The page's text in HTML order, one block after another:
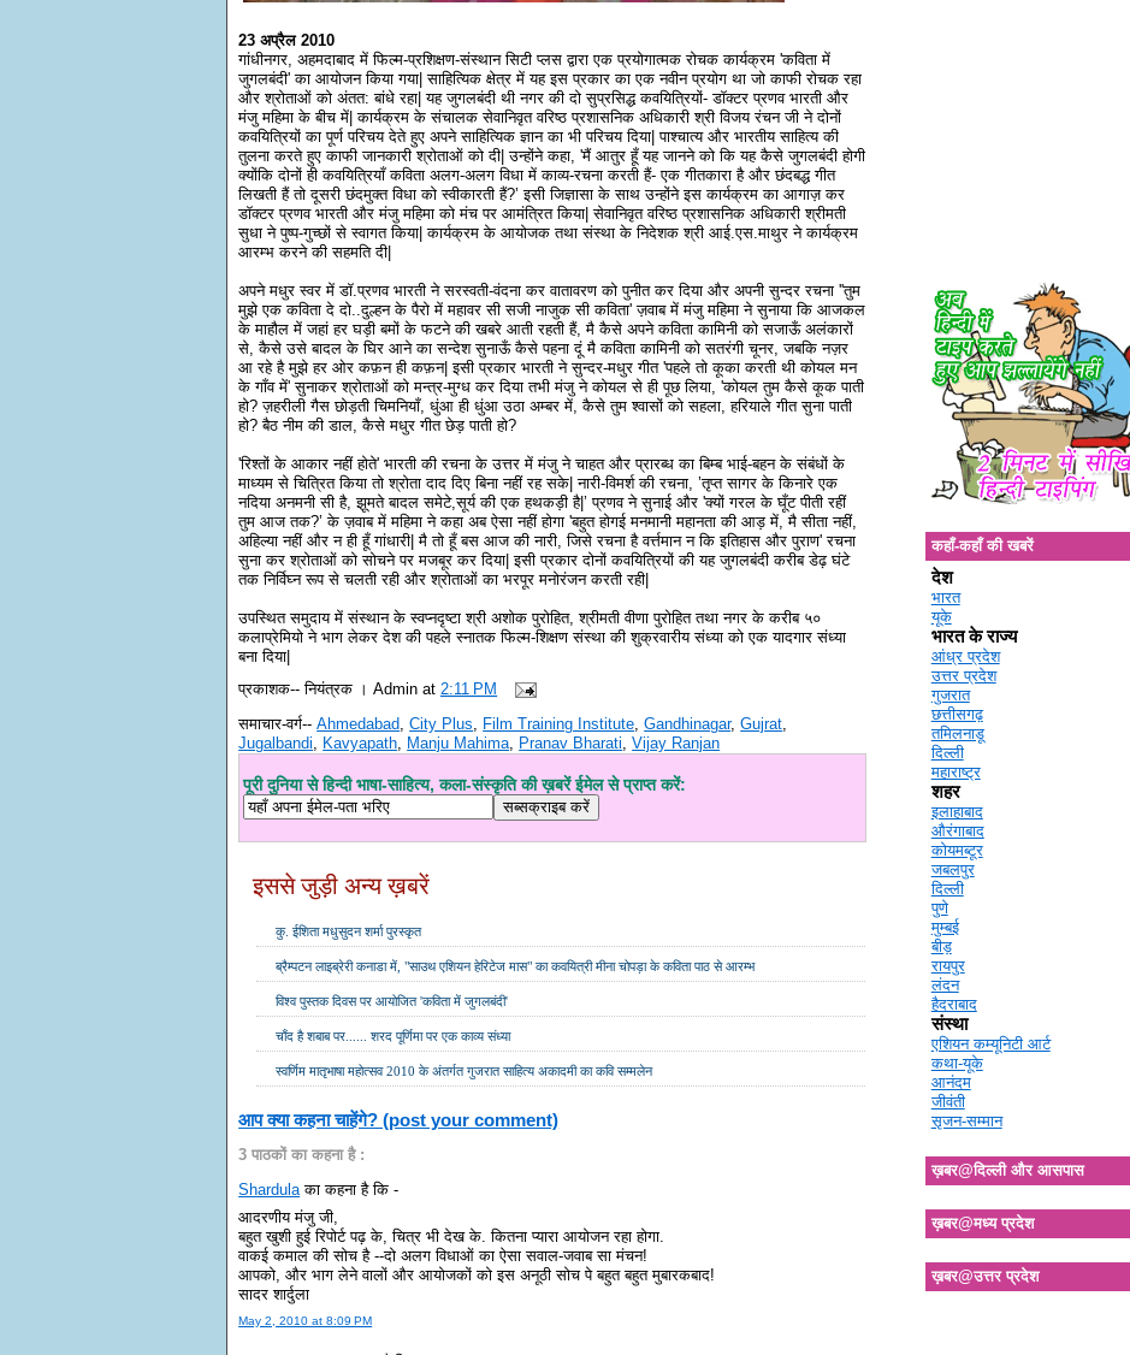
23 अप्रैल 2010
गांधीनगर, अहमदाबाद में फिल्म-प्रशिक्षण-संस्थान सिटी प्लस द्वारा एक प्रयोगात्मक रोचक कार्यक्रम 'कविता में
जुगलबंदी' का आयोजन किया गया| साहित्यिक क्षेत्र में यह इस प्रकार का एक नवीन प्रयोग था जो काफी रोचक रहा
और श्रोताओं को अंतत: बांधे रहा| यह जुगलबंदी थी नगर की दो सुप्रसिद्ध कवयित्रियों- डॉक्टर प्रणव भारती और
मंजु महिमा के बीच में| कार्यक्रम के संचालक सेवानिवृत वरिष्ठ प्रशासनिक अधिकारी श्री विजय रंचन जी ने दोनों
कवयित्रियों का पूर्ण परिचय देते हुए अपने साहित्यिक ज्ञान का भी परिचय दिया| पाश्चात्य और भारतीय साहित्य की
तुलना करते हुए काफी जानकारी श्रोताओं को दी| उन्होंने कहा, 'मैं आतुर हूँ यह जानने को कि यह कैसे जुगलबंदी होगी
क्योंकि दोनों ही कवयित्रियाँ कविता अलग-अलग विधा में काव्य-रचना करती हैं- एक गीतकारा है और छंदबद्ध गीत
लिखती हैं तो दूसरी छंदमुक्त विधा को स्वीकारती हैं?’ इसी जिज्ञासा के साथ उन्होंने इस कार्यक्रम का आगाज़ कर
डॉक्टर प्रणव भारती और मंजु महिमा को मंच पर आमंत्रित किया| सेवानिवृत वरिष्ठ प्रशासनिक अधिकारी श्रीमती
सुधा ने पुष्प-गुच्छों से स्वागत किया| कार्यक्रम के आयोजक तथा संस्था के निदेशक श्री आई.एस.माथुर ने कार्यक्रम
आरम्भ करने की सहमति दी|
अपने मधुर स्वर में डॉ.प्रणव भारती ने सरस्वती-वंदना कर वातावरण को पुनीत कर दिया और अपनी सुन्दर रचना ''तुम
मुझे एक कविता दे दो..दुल्हन के पैरो में महावर सी सजी नाजुक सी कविता' ज़वाब में मंजु महिमा ने सुनाया कि आजकल
के माहौल में जहां हर घड़ी बमों के फटने की खबरे आती रहती हैं, मै कैसे अपने कविता कामिनी को सजाऊँ अलंकारों
से, कैसे उसे बादल के घिर आने का सन्देश सुनाऊँ कैसे पहना दूं मै कविता कामिनी को सतरंगी चूनर, जबकि नज़र
आ रहे है मुझे हर ओर कफ़न ही कफ़न| इसी प्रकार भारती ने सुन्दर-मधुर गीत 'पहले तो कूका करती थी कोयल मन
के गाँव में' सुनाकर श्रोताओं को मन्त्र-मुग्ध कर दिया तभी मंजु ने कोयल से ही पूछ लिया, 'कोयल तुम कैसे कूक पाती
हो? ज़हरीली गैस छोड़ती चिमनियाँ, धुंआ ही धुंआ उठा अम्बर में, कैसे तुम श्वासों को सहला, हरियाले गीत सुना पाती
हो? बैठ नीम की डाल, कैसे मधुर गीत छेड़ पाती हो?
'रिश्तों के आकार नहीं होते' भारती की रचना के उत्तर में मंजु ने चाहत और प्रारब्ध का बिम्ब भाई-बहन के संबंधों के
माध्यम से चित्रित किया तो श्रोता दाद दिए बिना नहीं रह सके| नारी-विमर्श की रचना, ’तृप्त सागर के किनारे एक
नदिया अनमनी सी है, झूमते बादल समेटे,सूर्य की एक हथकड़ी है|’ प्रणव ने सुनाई और 'क्यों गरल के घूँट पीती रहीं
तुम आज तक?’ के ज़वाब में महिमा ने कहा अब ऐसा नहीं होगा 'बहुत होगई मनमानी महानता की आड़ में, मै सीता नहीं,
अहिल्या नहीं और न ही हूँ गांधारी| मै तो हूँ बस आज की नारी, जिसे रचना है वर्त्तमान न कि इतिहास और पुराण' रचना
सुना कर श्रोताओं को सोचने पर मजबूर कर दिया| इसी प्रकार दोनों कवयित्रियों की यह जुगलबंदी करीब डेढ़ घंटे
तक निर्विघ्न रूप से चलती रही और श्रोताओं का भरपूर मनोरंजन करती रही|
उपस्थित समुदाय में संस्थान के स्वप्नदृष्टा श्री अशोक पुरोहित, श्रीमती वीणा पुरोहित तथा नगर के करीब ५०
कलाप्रेमियो ने भाग लेकर देश की पहले स्नातक फिल्म-शिक्षण संस्था की शुक्रवारीय संध्या को एक यादगार संध्या
बना दिया|
प्रकाशक--नियंत्रक । Admin at2:11 PM
समाचार-वर्ग--Ahmedabad ,City Plus Film Training Institute ,Gandhinagar,Gujrat
Jugalbandi
Kavyapath Manju Mahima Pranav Bharati ,Vijay Ranjan
पूरी दुनिया से हिन्दी भाषा-साहित्य, कला-संस्कृति की ख़बरें ईमेल से प्राप्त करें:
इससे जुड़ी अन्य ख़बरें
कु. ईशिता मधुसुदन शर्मा पुरस्कृत
ब्रैम्पटन लाइब्रेरी कनाडा में, "साउथ एशियन हेरिटेज मास" का कवयित्री मीना चोपड़ा के कविता पाठ से आरम्भ
विश्व पुस्तक दिवस पर आयोजित 'कविता में जुगलबंदी'
चाँद है शबाब पर...... शरद पूर्णिमा पर एक काव्य संध्या
स्वर्णिम मातृभाषा महोत्सव 2010 के अंतर्गत गुजरात साहित्य अकादमी का कवि सम्मलेन
आप क्या कहना चाहेंगे? (post your comment)
3 पाठकों का कहना है :
Shardulaका कहना है कि -
आदरणीय मंजु जी,
बहुत खुशी हुई रिपोर्ट पढ़ के, चित्र भी देख के. कितना प्यारा आयोजन रहा होगा.
वाकई कमाल की सोच है --दो अलग विधाओं का ऐसा सवाल-जवाब सा मंचन!
आपको, और भाग लेने वालों और आयोजकों को इस अनूठी सोच पे बहुत बहुत मुबारकबाद!
सादर शार्दुला
May 2, 2010 at 8:09 PM
कहाँ-कहाँ की खबरें
देश
भारत
यूके
भारत के राज्य
आंध्र प्रदेश
उत्तर प्रदेश
गुजरात
छत्तीसगढ़
तमिलनाडू
दिल्ली
महाराष्ट्र
शहर
इलाहाबाद
औरंगाबाद
कोयमब्टूर
जबलपुर
दिल्ली
पुणे
मुम्बई
बीड़
रायपुर
लंदन
हैदराबाद
संस्था
एशियन कम्यूनिटी आर्ट
कथा-यूके
आनंदम
जीवंती
सृजन-सम्मान
ख़बर@दिल्ली और आसपास
ख़बर@मध्य प्रदेश
ख़बर@उत्तर प्रदेश